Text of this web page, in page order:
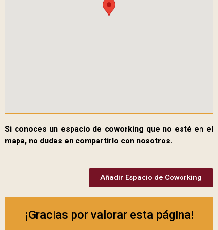
Si conoces un espacio de coworking que no esté en el
mapa, no dudes en compartirlo con nosotros.
Añadir Espacio de Coworking
¡Gracias por valorar esta página!